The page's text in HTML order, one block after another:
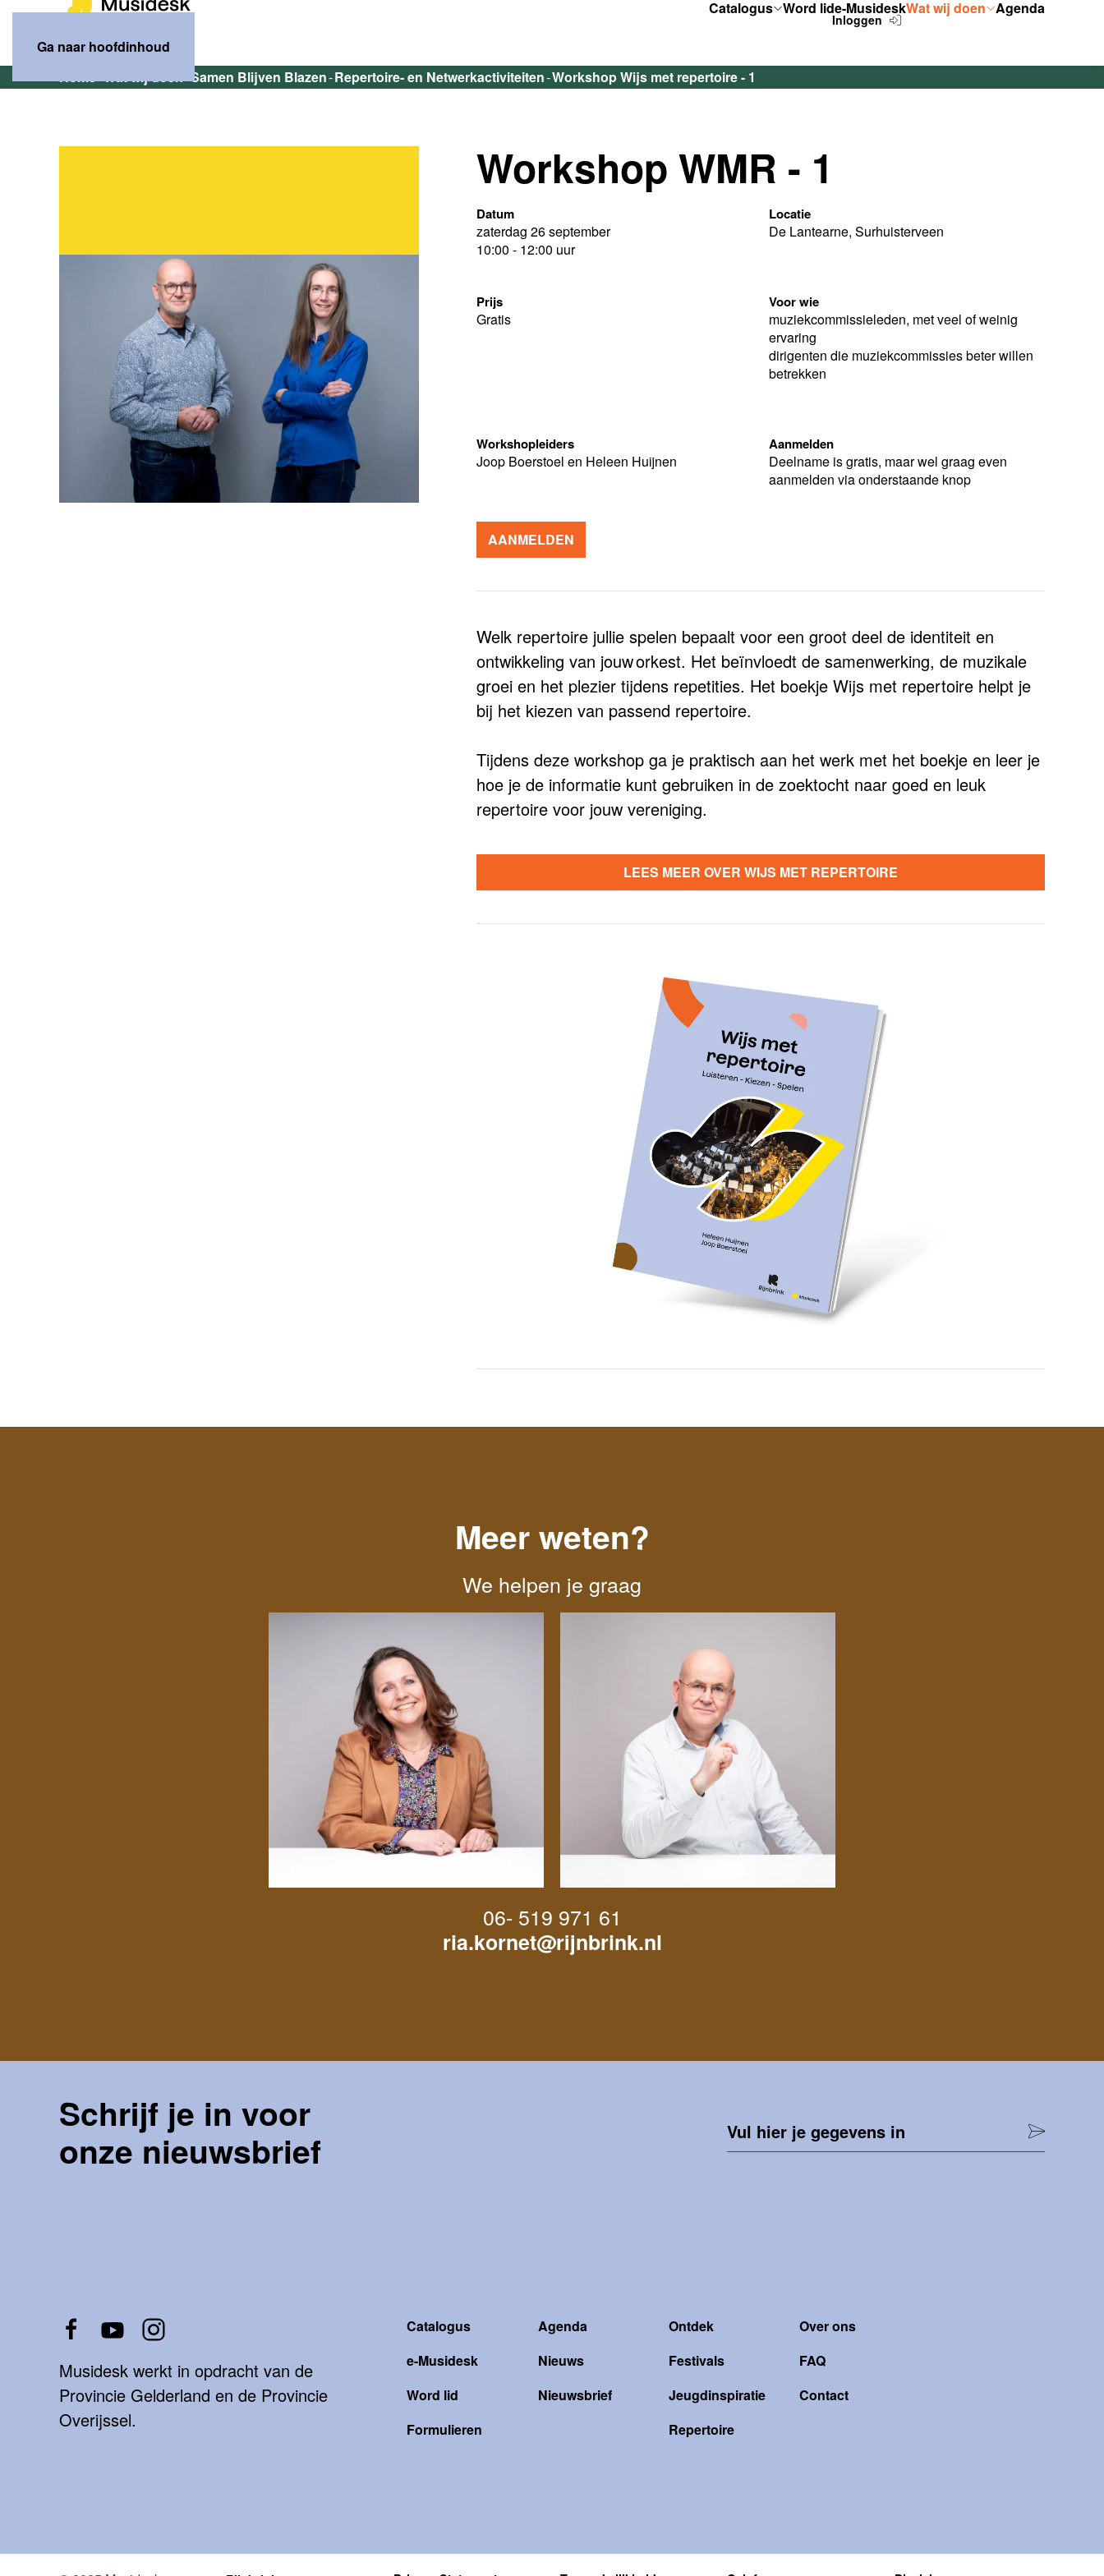
Ga naar hoofdinhoud
Catalogus Word lide-MusideskWat wij doen Agenda
Inloggen
Home Wat wij doen Samen Blijven Blazen Repertoire- en Netwerkactiviteiten Workshop Wijs met repertoire - 1
Workshop WMR - 1
Datum
zaterdag 26 september
10:00 - 12:00 uur
Locatie
De Lantearne, Surhuisterveen
Prijs
Gratis
Voor wie
muziekcommissieleden, met veel of weinig
ervaring
dirigenten die muziekcommissies beter willen
betrekken
Workshopleiders
Joop Boerstoel en Heleen Huijnen
Aanmelden
Deelname is gratis, maar wel graag even
aanmelden via onderstaande knop
AANMELDEN
Welk repertoire jullie spelen bepaalt voor een groot deel de identiteit en
ontwikkeling van jouw orkest. Het beïnvloedt de samenwerking, de muzikale
groei en het plezier tijdens repetities. Het boekje Wijs met repertoire helpt je
bij het kiezen van passend repertoire.
Tijdens deze workshop ga je praktisch aan het werk met het boekje en leer je
hoe je de informatie kunt gebruiken in de zoektocht naar goed en leuk
repertoire voor jouw vereniging.
LEES MEER OVER WIJS MET REPERTOIRE
Meer weten?
We helpen je graag
06- 519 971 61
ria.kornet@rijnbrink.nl
Schrijf je in voor
onze nieuwsbrief
Vul hier je gegevens in
Musidesk werkt in opdracht van de
Provincie Gelderland en de Provincie
Overijssel.
Catalogus
e-Musidesk
Word lid
Formulieren
Agenda
Nieuws
Nieuwsbrief
Ontdek
Festivals
Jeugdinspiratie
Repertoire
Over ons
FAQ
Contact